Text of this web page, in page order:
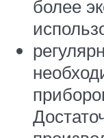
более